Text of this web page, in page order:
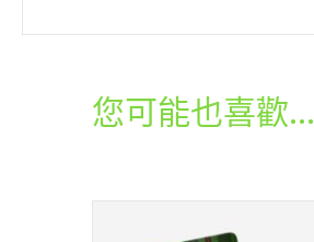
您可能也喜歡…